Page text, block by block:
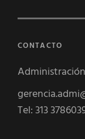
CONTACTO
Administración
Tel: 313